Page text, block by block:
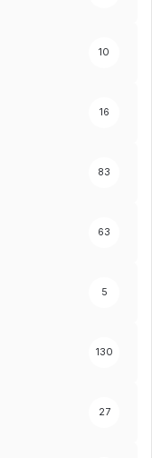
10
16
83
63
5
130
27